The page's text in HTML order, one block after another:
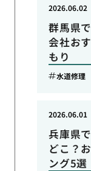
群馬県
会社お
もり
2026.06.02
水道修理
兵庫県
どこ？
ング5選
2026.06.01